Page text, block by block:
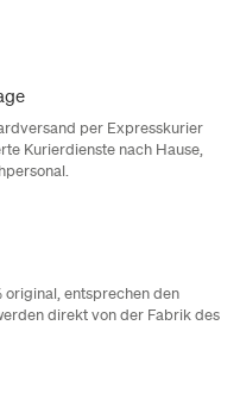
per Expresskurier
Kurierdienste nach Hause,
original, entsprechen den
direkt von der Fabrik des